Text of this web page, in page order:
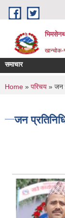
Skip to main content
खान्चोक-
समाचार
You are
Home » परिचय » जन
जन